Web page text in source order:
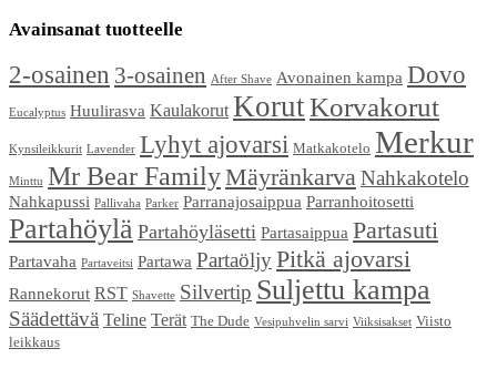
Avainsanat tuotteelle
2-osainen 3-osainen After Shave Avonainen kampa Dovo
Eucalyptus Huulirasva Kaulakorut KorutKorvakorut
Kynsileikkurit Lavender Lyhyt ajovarsi Matkakotelo Merkur
Minttu Mr Bear FamilyMäyränkarva Nahkakotelo
Nahkapussi Pallivaha Parker Parranajosaippua Parranhoitosetti
Partahöylä Partahöyläsetti Partasaippua Partasuti
Partavaha Partaveitsi Partawa Partaöljy Pitkä ajovarsi
Rannekorut RST Shavette Silvertip Suljettu kampa
Säädettävä Teline Terät The Dude Vesipuhvelin sarvi Viiksisakset Viisto
leikkaus